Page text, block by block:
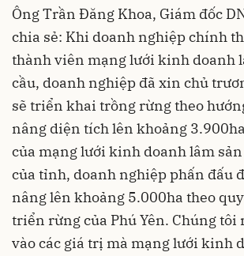
Ông Trần Đăng Khoa, Giám đốc
chia sẻ: Khi doanh nghiệp chính
thành viên mạng lưới kinh doanh
cầu, doanh nghiệp đã xin chủ
sẽ triển khai trồng rừng theo
nâng diện tích lên khoảng
của mạng lưới kinh doanh lâm sản
của tỉnh, doanh nghiệp phấn đấu
nâng lên khoảng 5.000ha theo
triển rừng của Phú Yên. Chúng
vào các giá trị mà mạng lưới kinh